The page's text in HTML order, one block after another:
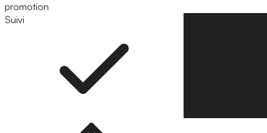
promotion
Suivi